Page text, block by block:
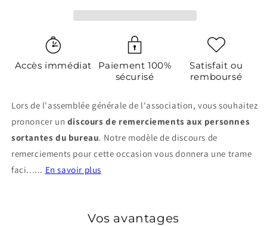
Accès immédiat
Paiement 100%
sécurisé
Satisfait ou
remboursé
Lors de l'assemblée générale de l'association, vous souhaitez
prononcer un discours de remerciements aux personnes
sortantes du bureau. Notre modèle de discours de
remerciements pour cette occasion vous donnera une trame
faci...... En savoir plus
Vos avantages